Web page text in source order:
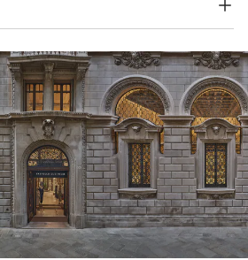
间。
免费的。全球快递从周一到周五执行，
有关交货时间的更多信息，请参考运
7天退货，30天换货服务。更多信息，